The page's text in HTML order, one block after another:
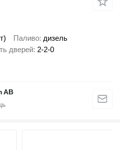
Паливо дизель
дверей 2-2-0
AB